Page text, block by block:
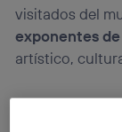
visitados del
exponentes
artístico,
El incendio del